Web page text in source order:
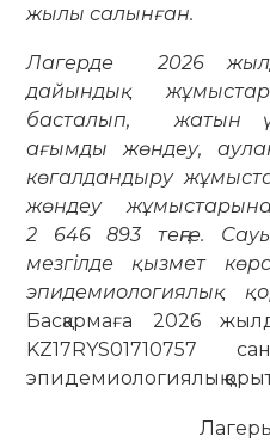
жылы салынған.
Лагерде 2026
дайындық
басталып, жатын
ағымды жөндеу,
көгалдандыру
жөндеу
2 646 893 теңге.
мезгілде қызмет
эпидемиологиялық
Басқармаға 2026
KZ17RYS01710757
эпидемиологиялық
Лагерь